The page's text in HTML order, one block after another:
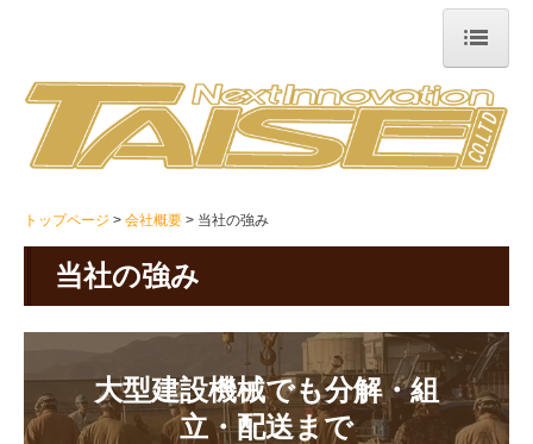
トップページ
会社概要
本社アクセス
平塚工場
事業紹介
事業紹介
トップページ 会社概要 当社の強み
当社の強み
大型建設機械でも分解・組
立・配送まで